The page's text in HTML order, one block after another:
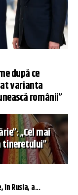
după ce
varianta
românii”
„Cel mai
tineretului”
în Rusia, a...